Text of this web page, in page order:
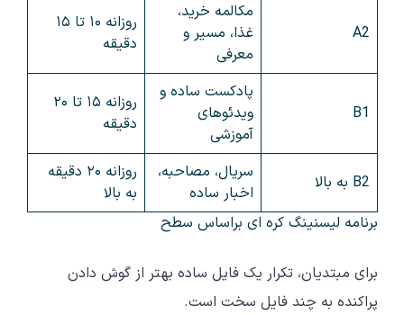
A2
مکالمه خرید،
غذا، مسیر و
معرفی
روزانه ۱۰ تا ۱۵
دقیقه
B1
پادکست ساده و
ویدئوهای
آموزشی
روزانه ۱۵ تا ۲۰
دقیقه
B2 به بالا
سریال، مصاحبه،
اخبار ساده
روزانه ۲۰ دقیقه
به بالا
برنامه لیسنینگ کره ای براساس سطح
برای مبتدیان، تکرار یک فایل ساده بهتر از گوش دادن
پراکنده به چند فایل سخت است.